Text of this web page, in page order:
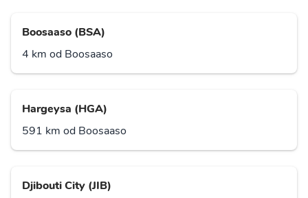
Boosaaso (BSA)
4 km od Boosaaso
Hargeysa (HGA)
591 km od Boosaaso
Djibouti City (JIB)